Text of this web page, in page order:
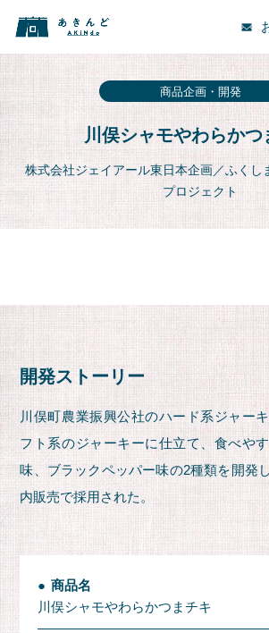
商品企画・開発
川俣シャモやわらかつ
株式会社ジェイアール東日本企画／ふくし
プロジェクト
開発ストーリー
川俣町農業振興公社のハード系ジャー
フト系のジャーキーに仕立て、食べや
味、ブラックペッパー味の2種類を開発
内販売で採用された。
商品名
川俣シャモやわらかつまチキ